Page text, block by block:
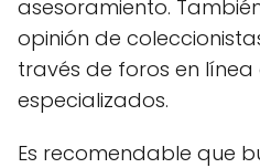
asesoramiento.
opinión de
través de foros en
especializados.
Es recomendable que